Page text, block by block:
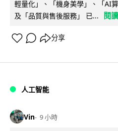
輕量化」、「機身美學」、「AI
及「品質與售後服務」 已...
閱
分享
人工智能
Vin 9 小時